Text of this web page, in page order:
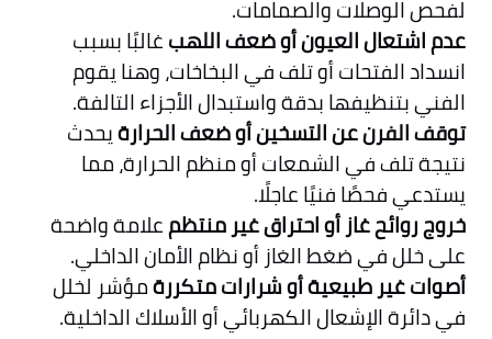
لفحص الوصلات والصمامات.
عدم اشتعال العيون أو ضعف اللهبغالبًا بسبب
انسداد الفتحات أو تلف في البخاخات، وهنا يقوم
الفني بتنظيفها بدقة واستبدال الأجزاء التالفة.
توقف الفرن عن التسخين أو ضعف الحرارةيحدث
نتيجة تلف في الشمعات أو منظم الحرارة، مما
يستدعي فحصًا فنيًا عاجلًا.
خروج روائح غاز أو احتراق غير منتظمعلامة واضحة
على خلل في ضغط الغاز أو نظام الأمان الداخلي.
أصوات غير طبيعية أو شرارات متكررةمؤشر لخلل
في دائرة الإشعال الكهربائي أو الأسلاك الداخلية.